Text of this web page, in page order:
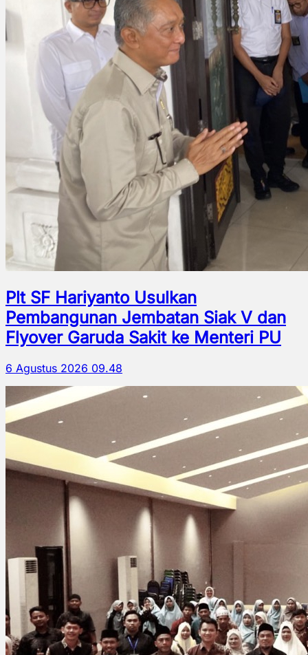
Plt SF Hariyanto Usulkan
Pembangunan Jembatan Siak V dan
Flyover Garuda Sakit ke Menteri PU
6 Agustus 2026 09.48